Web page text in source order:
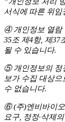
서식에 따른 위임
④ 개인정보 열람
35조 제4항, 제37
될 수 있습니다.
⑤ 개인정보의 정
보가 수집 대상
수 없습니다.
⑥ (주)엔비바이
요구, 정정·삭제